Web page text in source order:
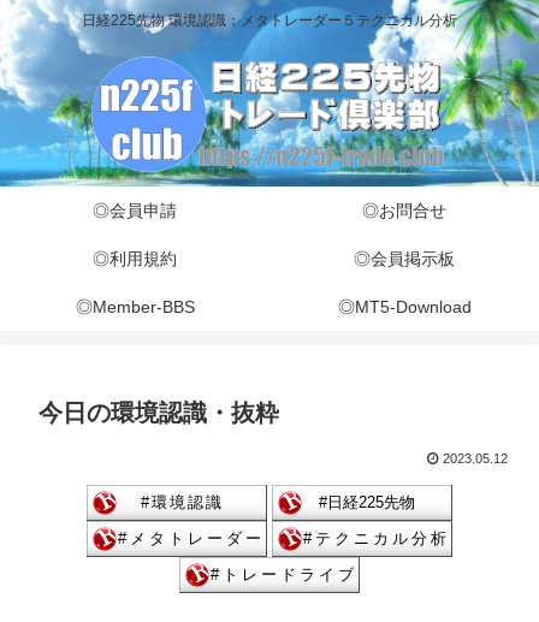
日経225先物 環境認識：メタトレーダー５テクニカル分析
◎会員申請 ◎お問合せ
◎利用規約 ◎会員掲示板
◎Member-BBS ◎MT5-Download
今日の環境認識・抜粋
2023.05.12